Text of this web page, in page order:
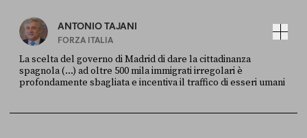
ANTONIO TAJANI
FORZA ITALIA
La scelta del governo di Madrid di dare la cittadinanza
spagnola (...) ad oltre 500 mila immigrati irregolari è
profondamente sbagliata e incentiva il traffico di esseri umani